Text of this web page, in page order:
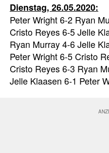
Dienstag, 26.05.2020:
Peter Wright 6-2 Ryan
Cristo Reyes 6-5 Jelle
Ryan Murray 4-6 Jelle
Peter Wright 6-5 Cristo
Cristo Reyes 6-3 Ryan
Jelle Klaasen 6-1 Peter